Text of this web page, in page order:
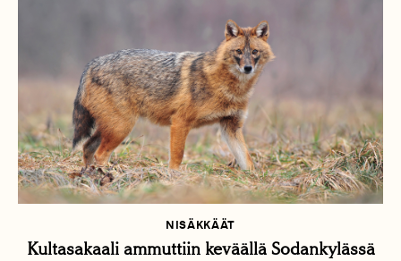
NISÄKKÄÄT
Kultasakaali ammuttiin keväällä Sodankylässä